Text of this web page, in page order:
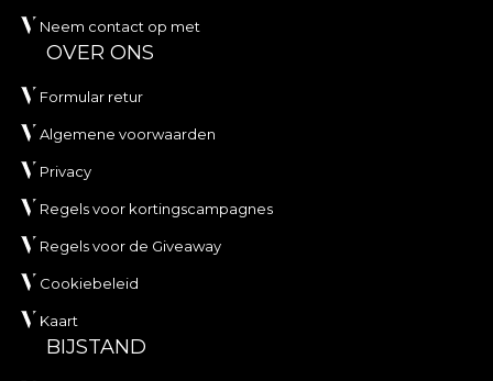
Neem contact op met
OVER ONS
Formular retur
Algemene voorwaarden
Privacy
Regels voor kortingscampagnes
Regels voor de Giveaway
Cookiebeleid
Kaart
BIJSTAND